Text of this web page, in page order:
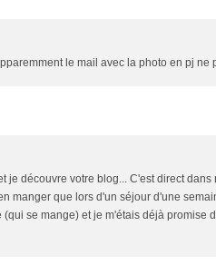
le mail avec la photo en pj ne
je découvre votre blog... C'est direct dans
manger que lors d'un séjour d'une
se mange) et je m'étais déjà promise